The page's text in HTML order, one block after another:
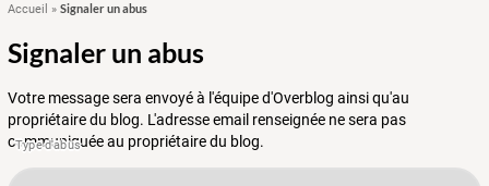
Accueil » Signaler un abus
Signaler un abus
Votre message sera envoyé à l'équipe d'Overblog ainsi qu'au
propriétaire du blog. L'adresse email renseignée ne sera pas
communiquée au propriétaire du blog.